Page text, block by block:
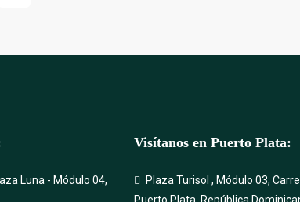
Luna - Módulo 04,
Visítanos en Puerto Plata:
Plaza Turisol , Módulo 03,